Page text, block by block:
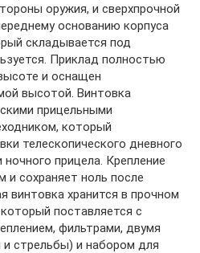
оружия, и сверхпрочной
основанию корпуса
складывается под
Приклад полностью
и оснащен
высотой. Винтовка
прицельными
который
телескопического дневного
прицела. Крепление
сохраняет ноль после
винтовка хранится в прочном
поставляется с
фильтрами, двумя
стрельбы) и набором для